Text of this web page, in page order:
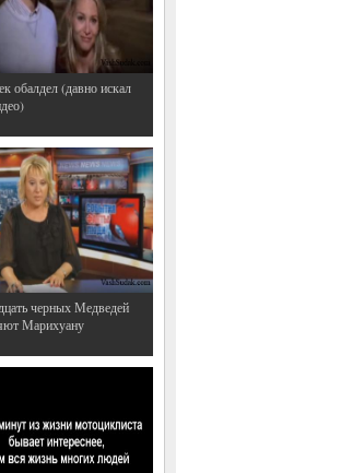
обалдел (давно искал
черных Медведей
Марихуану